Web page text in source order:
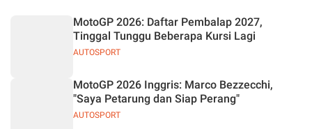
AUTOSPORT
MotoGP 2026: Daftar Pembalap 2027,
Tinggal Tunggu Beberapa Kursi Lagi
AUTOSPORT
MotoGP 2026 Inggris: Marco Bezzecchi,
"Saya Petarung dan Siap Perang"